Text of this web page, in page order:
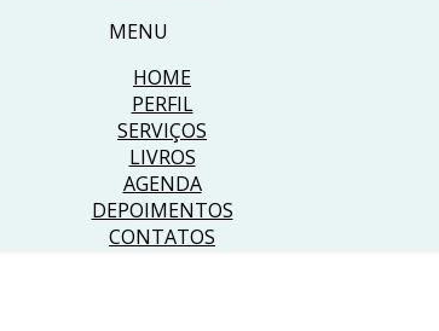
MENU
HOME
PERFIL
SERVIÇOS
LIVROS
AGENDA
DEPOIMENTOS
CONTATOS